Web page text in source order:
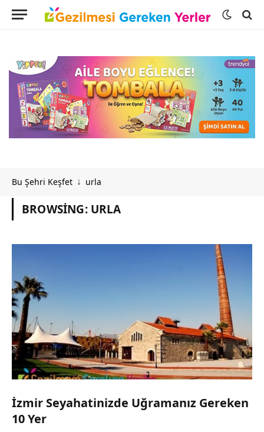
Bu Şehri Keşfet ↓ urla
BROWSING: URLA
İzmir Seyahatinizde Uğramanız Gereken
10 Yer